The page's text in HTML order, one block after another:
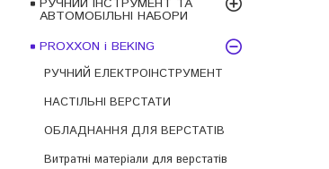
АВТОМОБІЛЬНІ НАБОРИ
PROXXON і BEKING
РУЧНИЙ ЕЛЕКТРОІНСТРУМЕНТ
НАСТІЛЬНІ ВЕРСТАТИ
ОБЛАДНАННЯ ДЛЯ ВЕРСТАТІВ
Витратні матеріали для верстатів